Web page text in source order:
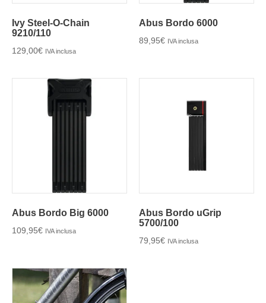
Ivy Steel-O-Chain
9210/110
129,00€ IVA inclusa
Abus Bordo 6000
89,95€ IVA inclusa
Abus Bordo Big 6000
109,95€ IVA inclusa
Abus Bordo uGrip
5700/100
79,95€ IVA inclusa